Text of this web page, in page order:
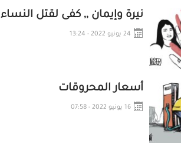
نيرة وإيمان ,, كفى لقتل النساء
24 يونيو 2022 - 13:24
أسعار المحروقات
16 يونيو 2022 - 07:58